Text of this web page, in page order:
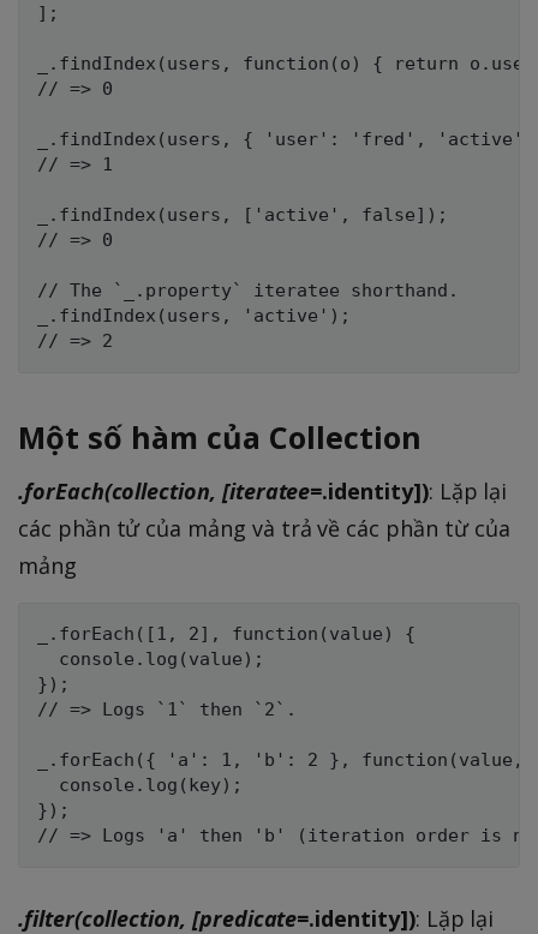
];
_.findIndex(users, function(o) { return
// => 0
_.findIndex(users, { 'user': 'fred',
// => 1
_.findIndex(users, ['active', false]);
// => 0
// The `_.property` iteratee shorthand.
_.findIndex(users, 'active');
Một số hàm của Collection
.forEach(collection, [iteratee=.identity]): Lặp lại
các phần tử của mảng và trả về các phần từ của
mảng
_.forEach([1, 2], function(value) {
  console.log(value);
});
// => Logs `1` then `2`.
_.forEach({ 'a': 1, 'b': 2 }, function(value,
  console.log(key);
});
.filter(collection, [predicate=.identity]): Lặp lại